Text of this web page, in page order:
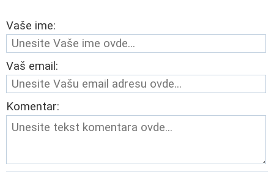
Vaše ime:
Vaš email:
Komentar: